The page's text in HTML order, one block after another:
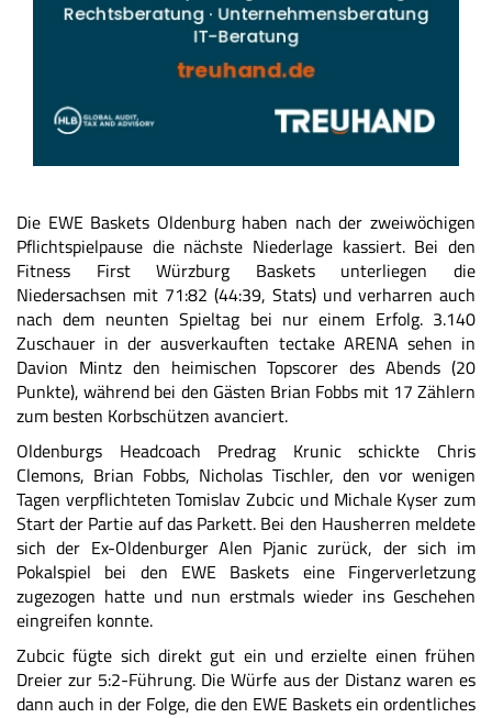
Die EWE Baskets Oldenburg haben nach der zweiwöchigen
Pflichtspielpause die nächste Niederlage kassiert. Bei den
Fitness First Würzburg Baskets unterliegen die
Niedersachsen mit 71:82 (44:39, Stats) und verharren auch
nach dem neunten Spieltag bei nur einem Erfolg. 3.140
Zuschauer in der ausverkauften tectake ARENA sehen in
Davion Mintz den heimischen Topscorer des Abends (20
Punkte), während bei den Gästen Brian Fobbs mit 17 Zählern
zum besten Korbschützen avanciert.
Oldenburgs Headcoach Predrag Krunic schickte Chris
Clemons, Brian Fobbs, Nicholas Tischler, den vor wenigen
Tagen verpflichteten Tomislav Zubcic und Michale Kyser zum
Start der Partie auf das Parkett. Bei den Hausherren meldete
sich der Ex-Oldenburger Alen Pjanic zurück, der sich im
Pokalspiel bei den EWE Baskets eine Fingerverletzung
zugezogen hatte und nun erstmals wieder ins Geschehen
eingreifen konnte.
Zubcic fügte sich direkt gut ein und erzielte einen frühen
Dreier zur 5:2-Führung. Die Würfe aus der Distanz waren es
dann auch in der Folge, die den EWE Baskets ein ordentliches